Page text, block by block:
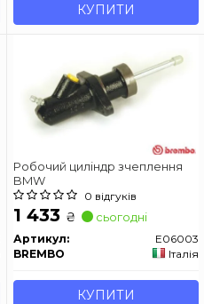
КУПИТИ
Робочий циліндр зчеплення
BMW
0 відгуків
1 433 ₴ сьогодні
Артикул:
E06003
BREMBO
Італія
КУПИТИ